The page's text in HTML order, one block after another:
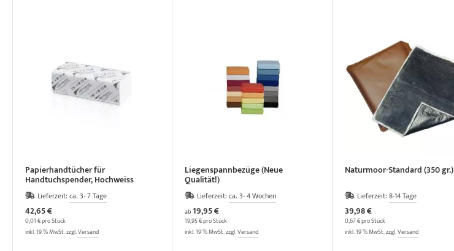
Papierhandtücher für
Handtuchspender, Hochweiss
Lieferzeit: ca. 3- 7 Tage
42,65 €
0,01 € pro Stück
inkl. 19 % MwSt. zzgl.Versand
Liegenspannbezüge (Neue
Qualität!)
Lieferzeit:ca. 3- 4 Wochen
ab 19,95 €
19,95 € pro Stück
inkl. 19 % MwSt. zzgl.Versand
Naturmoor-Standard (350 gr.)
Lieferzeit: 8-14 Tage
39,98 €
0,67 € pro Stück
inkl. 19 % MwSt. zzgl.Versand